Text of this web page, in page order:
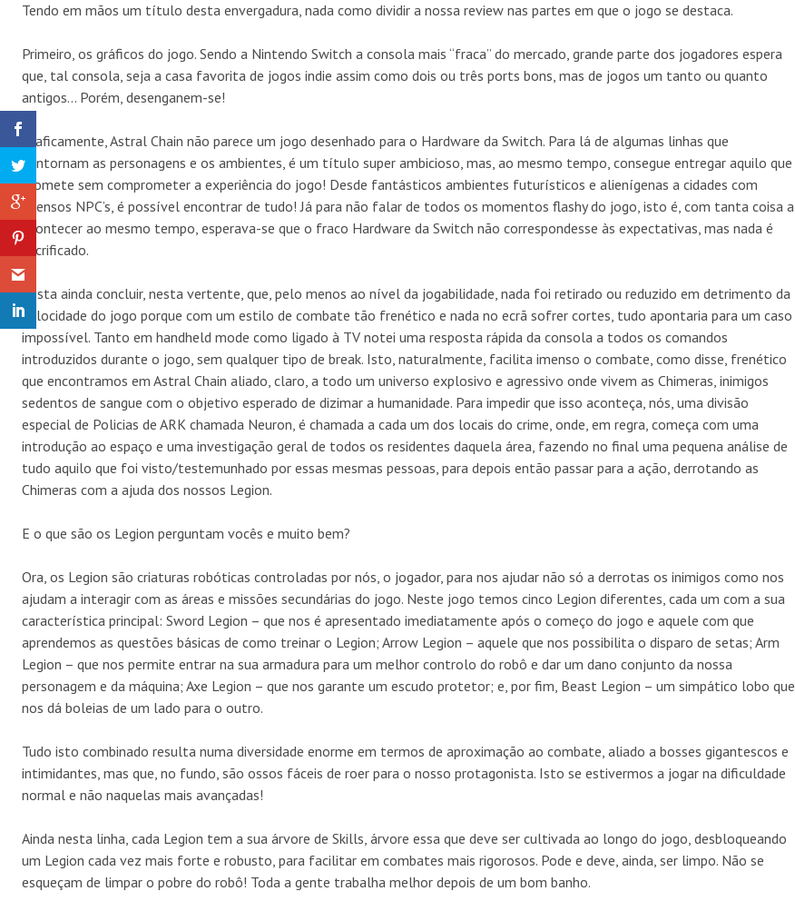
Tendo em mãos um título desta envergadura, nada como dividir a nossa review nas partes em que o jogo se destaca.
Primeiro, os gráficos do jogo. Sendo a Nintendo Switch a consola mais “fraca” do mercado, grande parte dos jogadores espera
que, tal consola, seja a casa favorita de jogos indie assim como dois ou três ports bons, mas de jogos um tanto ou quanto
antigos… Porém, desenganem-se!
Graficamente, Astral Chain não parece um jogo desenhado para o Hardware da Switch. Para lá de algumas linhas que
contornam as personagens e os ambientes, é um título super ambicioso, mas, ao mesmo tempo, consegue entregar aquilo que
promete sem comprometer a experiência do jogo! Desde fantásticos ambientes futurísticos e alienígenas a cidades com
imensos NPC’s, é possível encontrar de tudo! Já para não falar de todos os momentos flashy do jogo, isto é, com tanta coisa a
acontecer ao mesmo tempo, esperava-se que o fraco Hardware da Switch não correspondesse às expectativas, mas nada é
sacrificado.
Resta ainda concluir, nesta vertente, que, pelo menos ao nível da jogabilidade, nada foi retirado ou reduzido em detrimento da
velocidade do jogo porque com um estilo de combate tão frenético e nada no ecrã sofrer cortes, tudo apontaria para um caso
impossível. Tanto em handheld mode como ligado à TV notei uma resposta rápida da consola a todos os comandos
introduzidos durante o jogo, sem qualquer tipo de break. Isto, naturalmente, facilita imenso o combate, como disse, frenético
que encontramos em Astral Chain aliado, claro, a todo um universo explosivo e agressivo onde vivem as Chimeras, inimigos
sedentos de sangue com o objetivo esperado de dizimar a humanidade. Para impedir que isso aconteça, nós, uma divisão
especial de Policias de ARK chamada Neuron, é chamada a cada um dos locais do crime, onde, em regra, começa com uma
introdução ao espaço e uma investigação geral de todos os residentes daquela área, fazendo no final uma pequena análise de
tudo aquilo que foi visto/testemunhado por essas mesmas pessoas, para depois então passar para a ação, derrotando as
Chimeras com a ajuda dos nossos Legion.
E o que são os Legion perguntam vocês e muito bem?
Ora, os Legion são criaturas robóticas controladas por nós, o jogador, para nos ajudar não só a derrotas os inimigos como nos
ajudam a interagir com as áreas e missões secundárias do jogo. Neste jogo temos cinco Legion diferentes, cada um com a sua
característica principal: Sword Legion – que nos é apresentado imediatamente após o começo do jogo e aquele com que
aprendemos as questões básicas de como treinar o Legion; Arrow Legion – aquele que nos possibilita o disparo de setas; Arm
Legion – que nos permite entrar na sua armadura para um melhor controlo do robô e dar um dano conjunto da nossa
personagem e da máquina; Axe Legion – que nos garante um escudo protetor; e, por fim, Beast Legion – um simpático lobo que
nos dá boleias de um lado para o outro.
Tudo isto combinado resulta numa diversidade enorme em termos de aproximação ao combate, aliado a bosses gigantescos e
intimidantes, mas que, no fundo, são ossos fáceis de roer para o nosso protagonista. Isto se estivermos a jogar na dificuldade
normal e não naquelas mais avançadas!
Ainda nesta linha, cada Legion tem a sua árvore de Skills, árvore essa que deve ser cultivada ao longo do jogo, desbloqueando
um Legion cada vez mais forte e robusto, para facilitar em combates mais rigorosos. Pode e deve, ainda, ser limpo. Não se
esqueçam de limpar o pobre do robô! Toda a gente trabalha melhor depois de um bom banho.